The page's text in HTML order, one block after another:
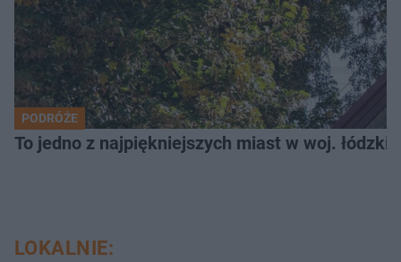
PODRÓŻE
To jedno z najpiękniejszych miast w woj.
LOKALNIE: